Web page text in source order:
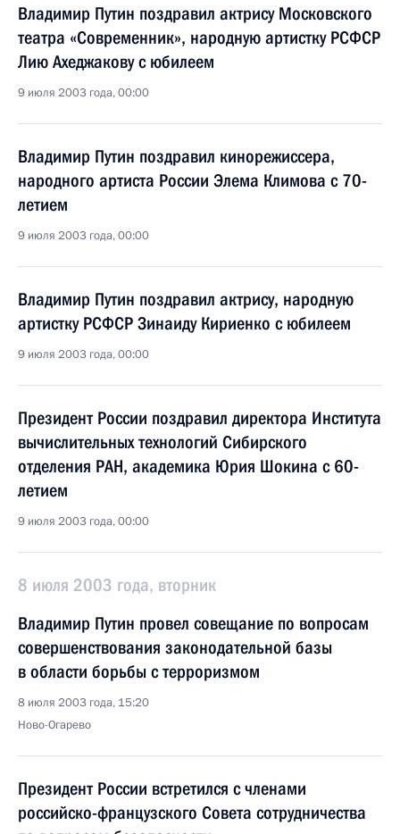
Владимир Путин поздравил актрису Московского
театра «Современник», народную артистку РСФСР
Лию Ахеджакову с юбилеем
9 июля 2003 года, 00:00
Владимир Путин поздравил кинорежиссера,
народного артиста России Элема Климова с 70-
летием
9 июля 2003 года, 00:00
Владимир Путин поздравил актрису, народную
артистку РСФСР Зинаиду Кириенко с юбилеем
9 июля 2003 года, 00:00
Президент России поздравил директора Института
вычислительных технологий Сибирского
отделения РАН, академика Юрия Шокина с 60-
летием
9 июля 2003 года, 00:00
8 июля 2003 года, вторник
Владимир Путин провел совещание по вопросам
совершенствования законодательной базы
в области борьбы с терроризмом
8 июля 2003 года, 15:20
Ново-Огарево
Президент России встретился с членами
российско-французского Совета сотрудничества